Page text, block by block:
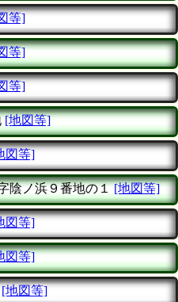
等]
等]
等]
[地図等]
図等]
陰ノ浜９番地の１ [地図等]
図等]
図等]
[地図等]